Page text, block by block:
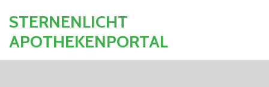
STERNENLICHT
APOTHEKENPORTAL